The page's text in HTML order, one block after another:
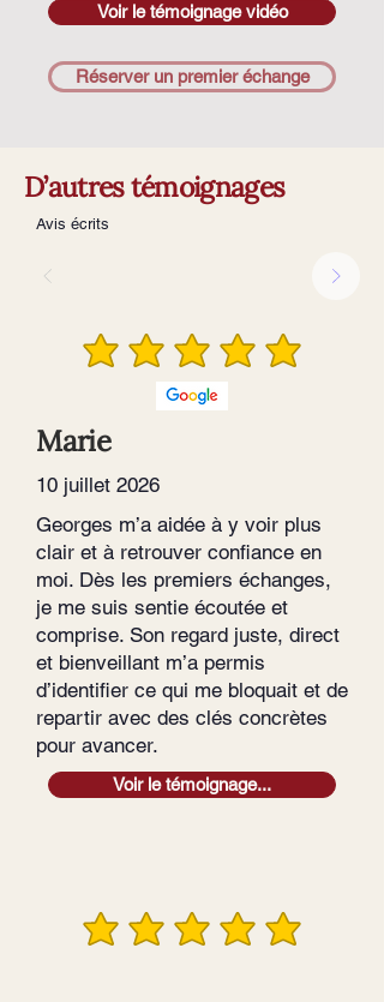
Voir le témoignage vidéo
Réserver un premier échange
D’autres témoignages
Avis écrits
Marie
10 juillet 2026
Georges m’a aidée à y voir plus
clair et à retrouver confiance en
moi. Dès les premiers échanges,
je me suis sentie écoutée et
comprise. Son regard juste, direct
et bienveillant m’a permis
d’identifier ce qui me bloquait et de
repartir avec des clés concrètes
pour avancer.
Voir le témoignage...